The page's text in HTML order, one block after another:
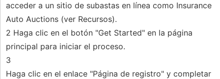
acceder a un sitio de subastas en línea como Insurance
Auto Auctions (ver Recursos).
2 Haga clic en el botón "Get Started" en la página
principal para iniciar el proceso.
3
Haga clic en el enlace "Página de registro" y completar